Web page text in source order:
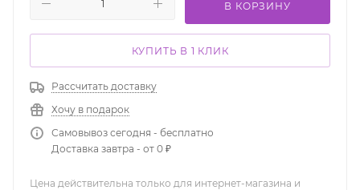
В КОРЗИНУ
КУПИТЬ В 1 КЛИК
Рассчитать доставку
Хочу в подарок
Самовывоз сегодня - бесплатно
Доставка завтра - от 0 ₽
Цена действительна только для интернет-магазина и